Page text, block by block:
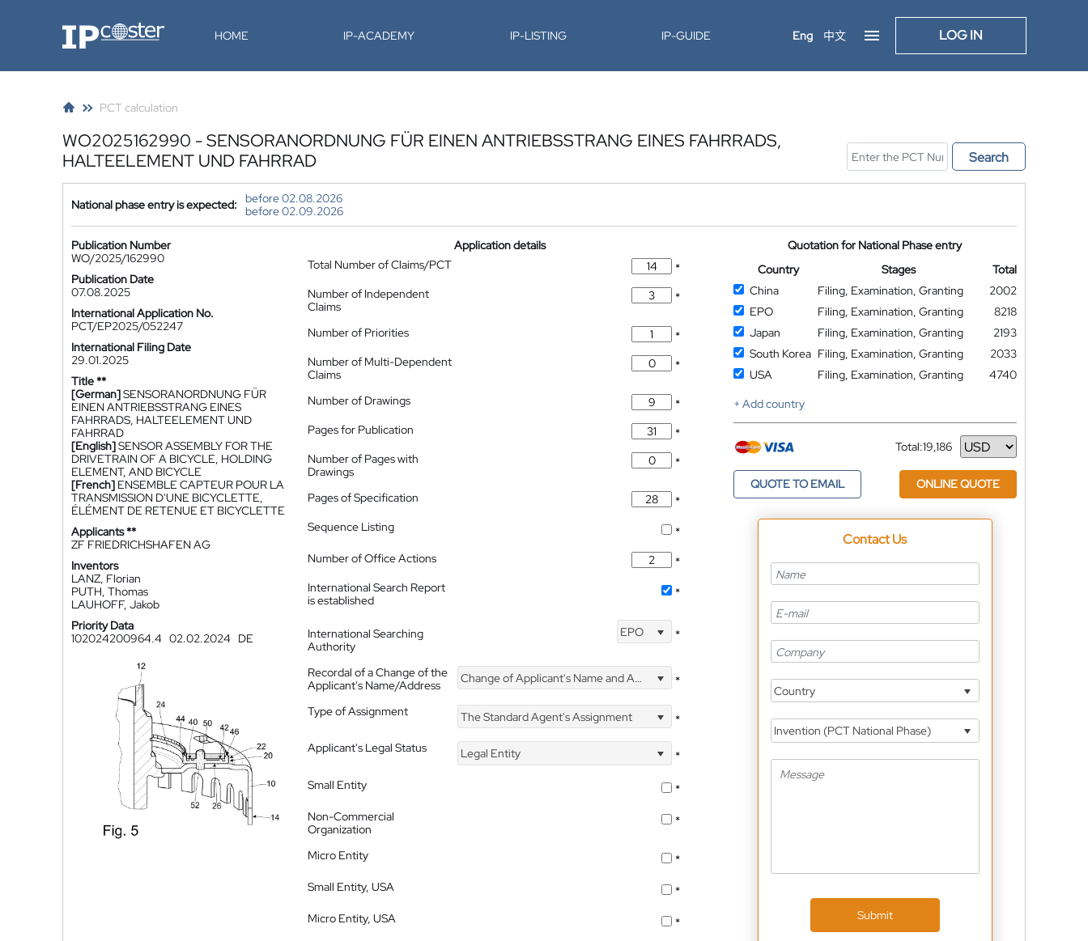
IP-Coster HOME IP-ACADEMY IP-LISTING IP-GUIDE Eng 中文 LOG IN
PCT calculation
WO2025162990 - SENSORANORDNUNG FÜR EINEN ANTRIEBSSTRANG EINES FAHRRADS,
HALTEELEMENT UND FAHRRAD
Search
National phase entry is expected:
before 02.08.2026
before 02.09.2026
Publication Number
WO/2025/162990
Publication Date
07.08.2025
International Application No.
PCT/EP2025/052247
International Filing Date
29.01.2025
Title **
[German]SENSORANORDNUNG FÜR
EINEN ANTRIEBSSTRANG EINES
FAHRRADS, HALTEELEMENT UND
FAHRRAD
[English]SENSOR ASSEMBLY FOR THE
DRIVETRAIN OF A BICYCLE, HOLDING
ELEMENT, AND BICYCLE
[French] ENSEMBLE CAPTEUR POUR LA
TRANSMISSION D'UNE BICYCLETTE,
ÉLÉMENT DE RETENUE ET BICYCLETTE
Applicants **
ZF FRIEDRICHSHAFEN AG
Inventors
LANZ, Florian
PUTH, Thomas
LAUHOFF, Jakob
Priority Data
102024200964.4 02.02.2024 DE
Application details
Total Number of Claims/PCT
*
Number of Independent
Claims
*
Number of Priorities
*
Number of Multi-Dependent
Claims
*
Number of Drawings
*
Pages for Publication
*
Number of Pages with
Drawings
*
Pages of Specification
*
Sequence Listing
*
Number of Office Actions
*
International Search Report
is established
*
International Searching
Authority
EPO *
Recordal of a Change of the
Applicant's Name/Address
Change of Applicant's Name and Address *
Type of Assignment The Standard Agent's Assignment
*
Applicant's Legal Status
Legal Entity
*
Small Entity
*
Non-Commercial
Organization
*
Micro Entity
*
Small Entity, USA
*
Micro Entity, USA
*
Quotation for National Phase entry
Country
Stages
Total
China
Filing, Examination, Granting
2002
EPO
Filing, Examination, Granting
8218
Japan
Filing, Examination, Granting
2193
South Korea Filing, Examination, Granting
2033
USA
Filing, Examination, Granting
4740
+ Add country
Total:19,186
Currency
QUOTE TO EMAIL ONLINE QUOTE
Contact Us
Country
Invention (PCT National Phase)
Submit